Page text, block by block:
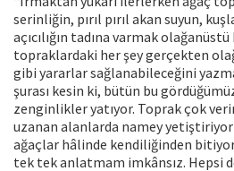
serinliğin, pırıl pırıl akan suyun,
açıcılığın tadına varmak
topraklardaki her şey gerçekten
gibi yararlar sağlanabileceğini
şurası kesin ki, bütün bu
zenginlikler yatıyor. Toprak çok
uzanan alanlarda namey
ağaçlar hâlinde kendiliğinden
tek tek anlatmam imkânsız. Hepsi